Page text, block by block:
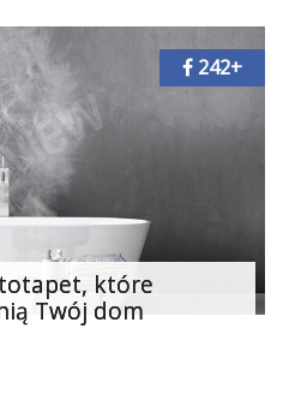
które
Twój dom
242+